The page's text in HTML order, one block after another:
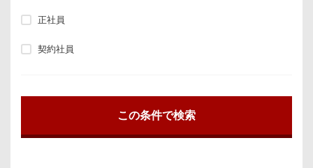
正社員
契約社員